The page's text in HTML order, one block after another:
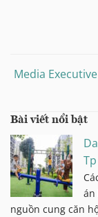
Media Executive
Bài viết nổi bật
án
nguồn cung căn